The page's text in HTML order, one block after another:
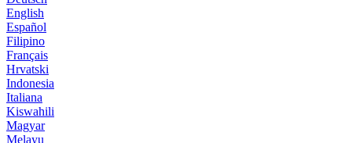
English
Español
Filipino
Français
Hrvatski
Indonesia
Italiana
Kiswahili
Magyar
Melayu